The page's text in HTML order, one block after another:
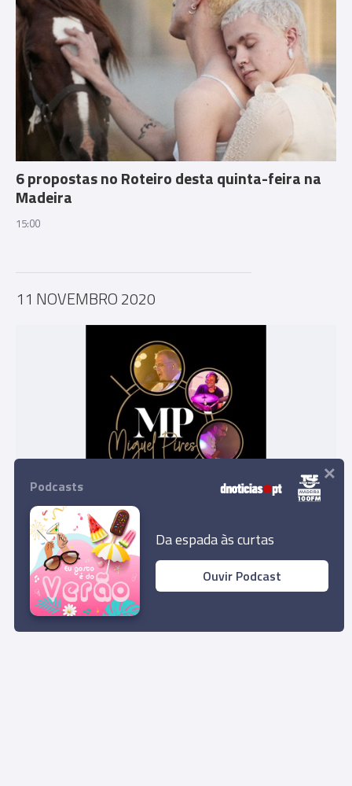
6 propostas no Roteiro desta quinta-feira na
Madeira
15:00
11 NOVEMBRO 2020
Miguel Pires Trio dá concerto esta quarta-feira
no Funchal
15:00
Podcasts
Da espada às curtas
Ouvir Podcast
×